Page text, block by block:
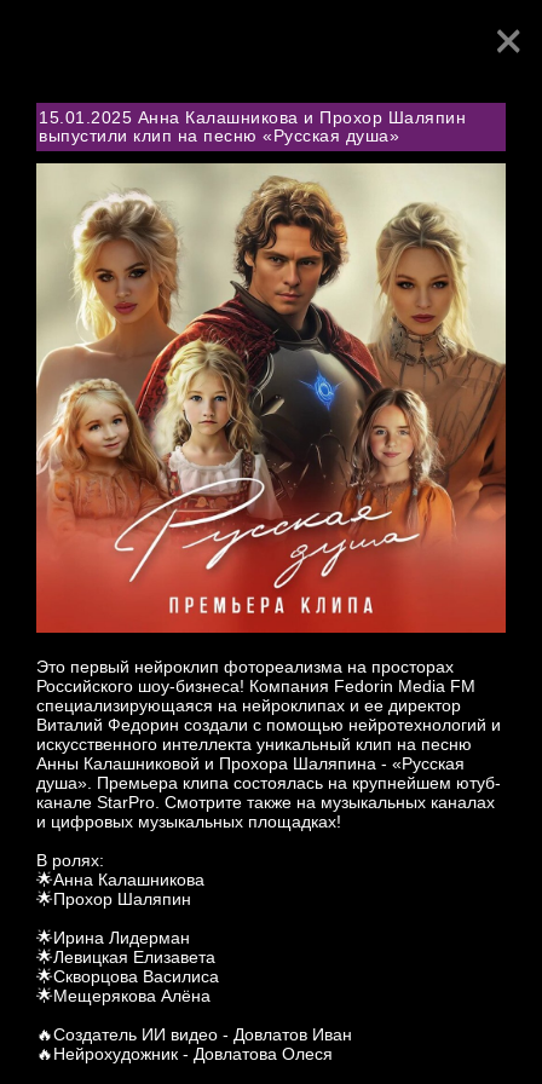
NEWS
×
15.01.2025 Анна Калашникова и Прохор Шаляпин
выпустили клип на песню «Русская душа»
Это первый нейроклип фотореализма на просторах
Российского шоу-бизнеса! Компания Fedorin Media FM
специализирующаяся на нейроклипах и ее директор
Виталий Федорин создали с помощью нейротехнологий и
искусственного интеллекта уникальный клип на песню
Анны Калашниковой и Прохора Шаляпина - «Русская
душа». Премьера клипа состоялась на крупнейшем ютуб-
канале StarPro. Смотрите также на музыкальных каналах
и цифровых музыкальных площадках!
В ролях:
🌟Анна Калашникова
🌟Прохор Шаляпин
🌟Ирина Лидерман
🌟Левицкая Елизавета
🌟Скворцова Василиса
🌟Мещерякова Алёна
🔥Создатель ИИ видео - Довлатов Иван
🔥Нейрохудожник - Довлатова Олеся